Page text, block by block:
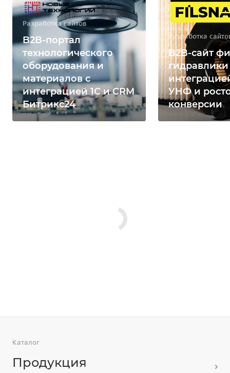
Разработка сайтов
B2B-портал
технологического
оборудования и
материалов с
интеграцией 1С и CRM
Битрикс24
Разработка
B2B-сайт
гидравлики
УНФ и
конверсии
Каталог
Продукция